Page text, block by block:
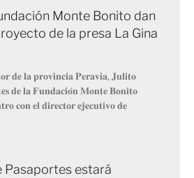
Monte Bonito dan
de la presa La Gina
𝐝𝐞 𝐥𝐚 𝐩𝐫𝐨𝐯𝐢𝐧𝐜𝐢𝐚 𝐏𝐞𝐫𝐚𝐯𝐢𝐚, 𝐉𝐮𝐥𝐢𝐭𝐨
𝐝𝐞 𝐥𝐚 𝐅𝐮𝐧𝐝𝐚𝐜𝐢𝐨́𝐧 𝐌𝐨𝐧𝐭𝐞 𝐁𝐨𝐧𝐢𝐭𝐨
𝐜𝐨𝐧 𝐞𝐥 𝐝𝐢𝐫𝐞𝐜𝐭𝐨𝐫 𝐞𝐣𝐞𝐜𝐮𝐭𝐢𝐯𝐨 𝐝𝐞
Pasaportes estará